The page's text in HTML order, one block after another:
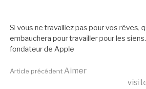
Si vous ne travaillez pas pour vos rêves,
embauchera pour travailler pour les
fondateur de Apple
Lire
Article précédent Aimer